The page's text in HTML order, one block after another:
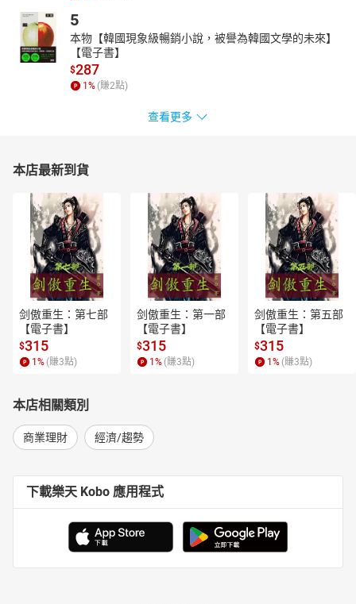
5
本物【韓國現象級暢銷小說，被譽為韓國文學的未來】
【電子書】
$287
1% (賺2點)
查看更多
本店最新到貨
剑傲重生：第七部
【電子書】
$315
1 % (賺3點)
剑傲重生：第一部
【電子書】
$315
1 % (賺3點)
剑傲重生：第五部
【電子書】
$315
1 % (賺3點)
本店相關類別
商業理財 經濟/趨勢
下載樂天 Kobo 應用程式